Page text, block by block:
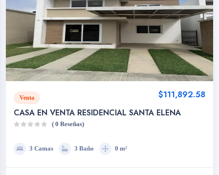
Venta $111,892.58
CASA EN VENTA RESIDENCIAL SANTA ELENA
( 0 Reseñas)
3 Camas 3 Baño 0 m²